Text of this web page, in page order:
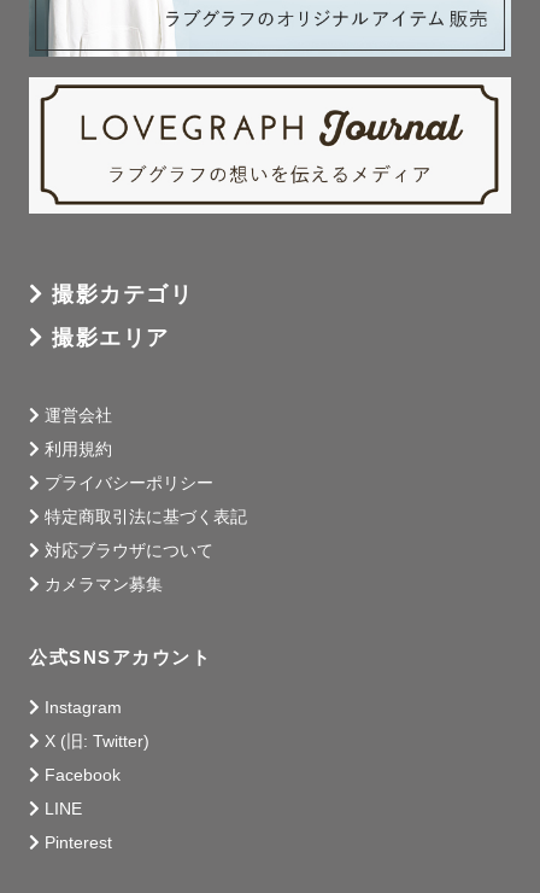
撮影カテゴリ
撮影エリア
運営会社
利用規約
プライバシーポリシー
特定商取引法に基づく表記
対応ブラウザについて
カメラマン募集
公式SNSアカウント
Instagram
X (旧: Twitter)
Facebook
LINE
Pinterest